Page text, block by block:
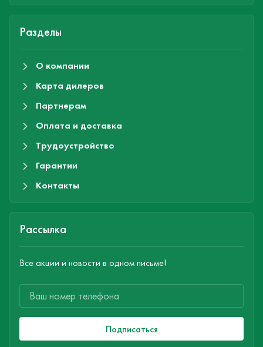
Разделы
О компании
Карта дилеров
Партнерам
Оплата и доставка
Трудоустройство
Гарантии
Контакты
Рассылка
Все акции и новости в одном письме!
Подписаться